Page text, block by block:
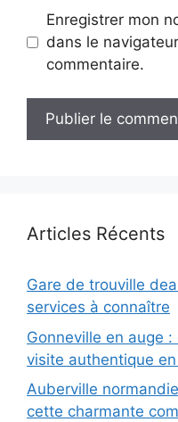
Enregistrer mon
dans le
commentaire.
Articles Récents
Gare de trouville
services à connaître
Gonneville en auge
visite authentique
Auberville
cette charmante